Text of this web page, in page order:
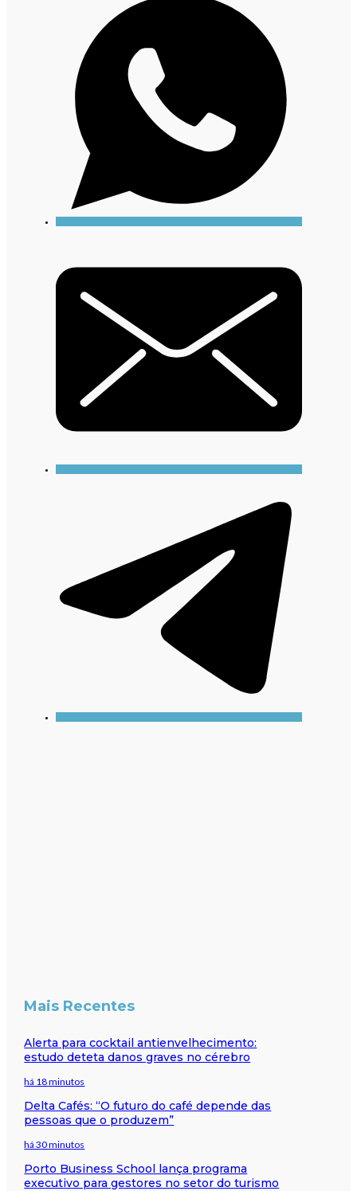
Mais Recentes
Alerta para cocktail antienvelhecimento:
estudo deteta danos graves no cérebro
há 18 minutos
Delta Cafés: “O futuro do café depende das
pessoas que o produzem”
há 30 minutos
Porto Business School lança programa
executivo para gestores no setor do turismo